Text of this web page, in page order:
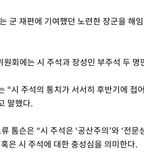
군 재편에 기여했던 노련한 장군을 해
회에는 시 주석과 장성민 부주석 두 명
“시 주석의 통치가 서서히 후반기에 접
말했다.
톰슨은 “시 주석은 ‘공산주의’와 ‘전
은 시 주석에 대한 충성심을 의미한다.